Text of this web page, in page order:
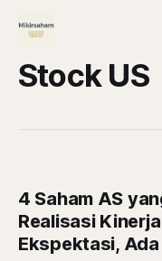
Stock US
4 Saham AS
Realisasi
Ekspektasi,